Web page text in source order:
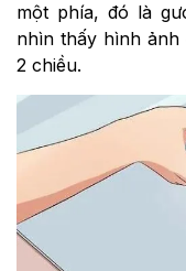
một phía, đó là
nhìn thấy hình
2 chiều.